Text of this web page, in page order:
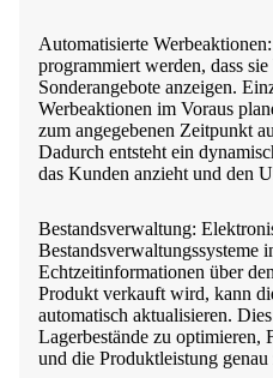
Automatisierte
programmiert werden, dass
Sonderangebote anzeigen.
Werbeaktionen im Voraus
zum angegebenen Zeitpunkt
Dadurch entsteht ein
das Kunden anzieht und den
Bestandsverwaltung:
Bestandsverwaltungssysteme
Echtzeitinformationen über
Produkt verkauft wird, kann
automatisch aktualisieren.
Lagerbestände zu optimieren,
und die Produktleistung